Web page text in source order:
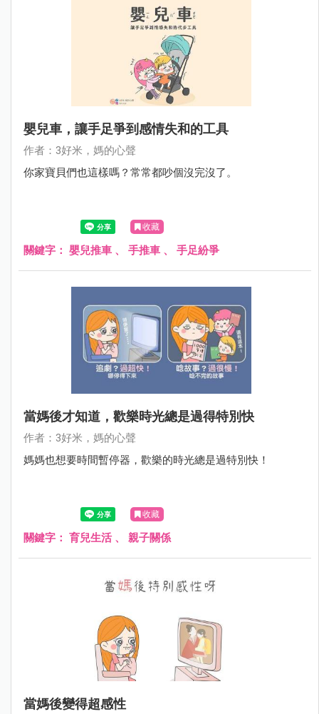
嬰兒車，讓手足爭到感情失和的工具
作者：3好米，媽的心聲
你家寶貝們也這樣嗎？常常都吵個沒完沒了。
收藏
關鍵字： 嬰兒推車 、 手推車 、 手足紛爭
當媽後才知道，歡樂時光總是過得特別快
作者：3好米，媽的心聲
媽媽也想要時間暫停器，歡樂的時光總是過特別快！
收藏
關鍵字： 育兒生活、 親子關係
當媽後變得超感性